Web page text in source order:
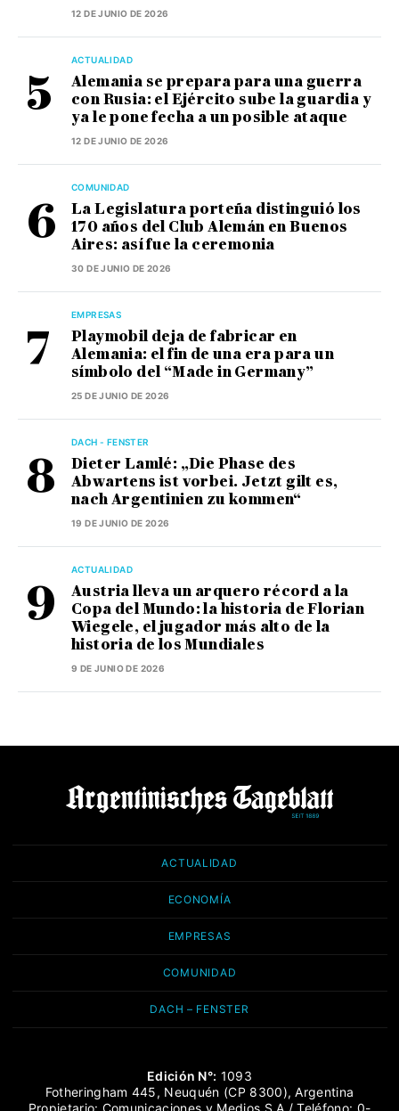
12 DE JUNIO DE 2026
ACTUALIDAD
Alemania se prepara para una guerra
con Rusia: el Ejército sube la guardia y
ya le pone fecha a un posible ataque
12 DE JUNIO DE 2026
COMUNIDAD
La Legislatura porteña distinguió los
170 años del Club Alemán en Buenos
Aires: así fue la ceremonia
30 DE JUNIO DE 2026
EMPRESAS
Playmobil deja de fabricar en
Alemania: el fin de una era para un
símbolo del “Made in Germany”
25 DE JUNIO DE 2026
DACH - FENSTER
Dieter Lamlé: „Die Phase des
Abwartens ist vorbei. Jetzt gilt es,
nach Argentinien zu kommen“
19 DE JUNIO DE 2026
ACTUALIDAD
Austria lleva un arquero récord a la
Copa del Mundo: la historia de Florian
Wiegele, el jugador más alto de la
historia de los Mundiales
9 DE JUNIO DE 2026
ACTUALIDAD
ECONOMÍA
EMPRESAS
COMUNIDAD
DACH – FENSTER
Edición N°: 1093
Fotheringham 445, Neuquén (CP 8300), Argentina